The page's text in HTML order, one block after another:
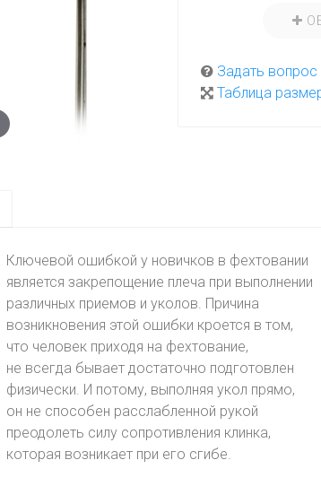
Задать вопрос
Таблица
Ключевой ошибкой у новичков в фехтовании
является закрепощение плеча при выполнении
различных приемов и уколов. Причина
возникновения этой ошибки кроется в том,
что человек приходя на фехтование,
не всегда бывает достаточно подготовлен
физически. И потому, выполняя укол прямо,
он не способен расслабленной рукой
преодолеть силу сопротивления клинка,
которая возникает при его сгибе.